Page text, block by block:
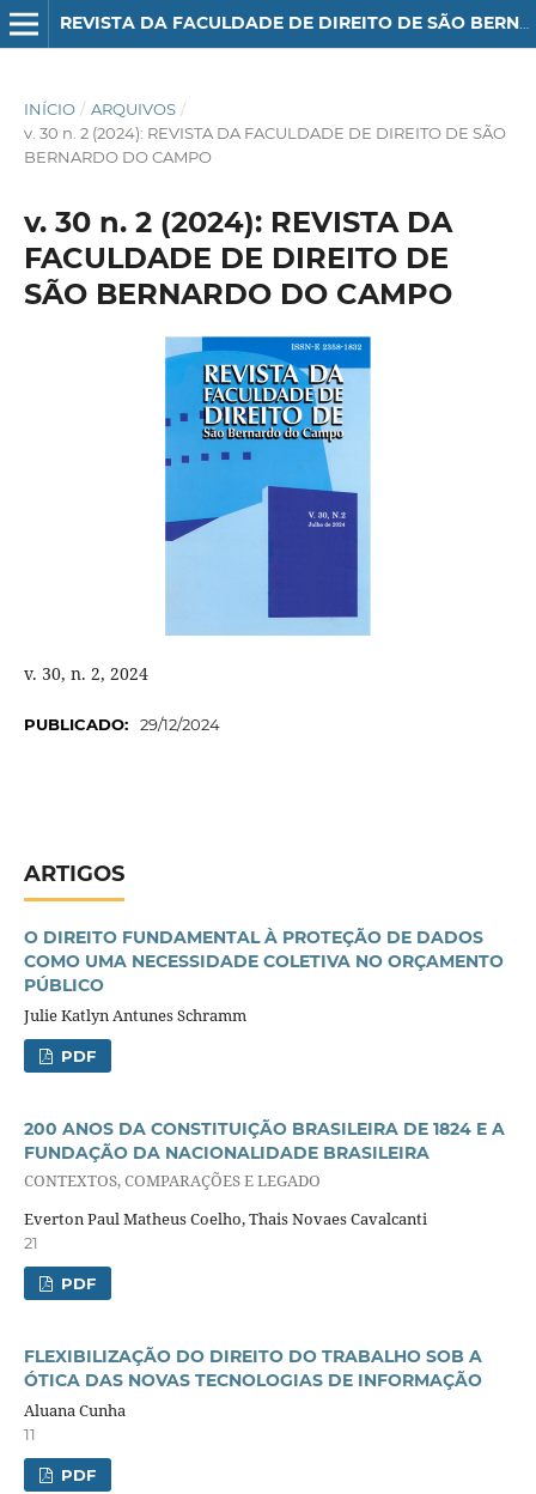
REVISTA DA FACULDADE DE DIREITO DE SÃO BERNARDO DO CAMPO
INÍCIO / ARQUIVOS /
v. 30 n. 2 (2024): REVISTA DA FACULDADE DE DIREITO DE SÃO
BERNARDO DO CAMPO
v. 30 n. 2 (2024): REVISTA DA
FACULDADE DE DIREITO DE
SÃO BERNARDO DO CAMPO
v. 30, n. 2, 2024
PUBLICADO: 29/12/2024
ARTIGOS
O DIREITO FUNDAMENTAL À PROTEÇÃO DE DADOS
COMO UMA NECESSIDADE COLETIVA NO ORÇAMENTO
PÚBLICO
Julie Katlyn Antunes Schramm
PDF
200 ANOS DA CONSTITUIÇÃO BRASILEIRA DE 1824 E A
FUNDAÇÃO DA NACIONALIDADE BRASILEIRA
CONTEXTOS, COMPARAÇÕES E LEGADO
Everton Paul Matheus Coelho, Thais Novaes Cavalcanti
21
PDF
FLEXIBILIZAÇÃO DO DIREITO DO TRABALHO SOB A
ÓTICA DAS NOVAS TECNOLOGIAS DE INFORMAÇÃO
Aluana Cunha
11
PDF